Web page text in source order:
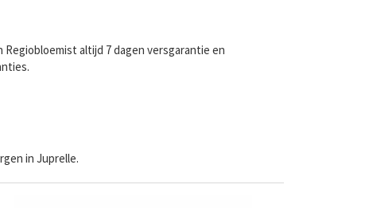
altijd 7 dagen versgarantie en
in Juprelle.